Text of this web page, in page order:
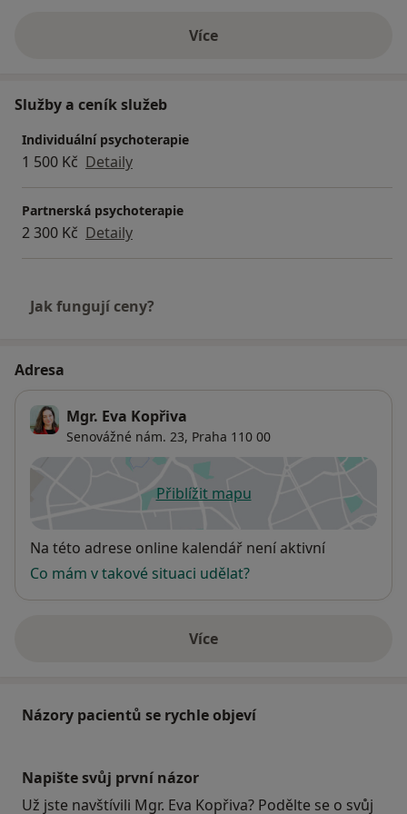
Víceo zkušenostech
Služby a ceník služeb
Individuální psychoterapie
1 500 Kč Detaily
Partnerská psychoterapie
2 300 Kč Detaily
Jak fungují ceny?
Adresa
Mgr. Eva Kopřiva
Senovážné nám. 23, Praha 110 00
Přiblížit mapuse otevře v nové záložce
Dostupnost
Na této adrese online kalendář není aktivní
Co mám v takové situaci udělat?
Víceo adrese
Názory pacientů se rychle objeví
Napište svůj první názor
Už jste navštívili Mgr. Eva Kopřiva? Podělte se o svůj